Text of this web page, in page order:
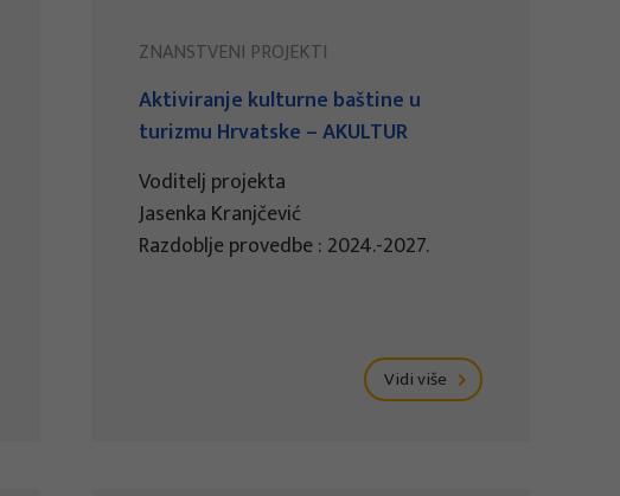
ZNANSTVENI PROJEKTI
Aktiviranje kulturne baštine u
turizmu Hrvatske – AKULTUR
Voditelj projekta
Jasenka Kranjčević
Razdoblje provedbe : 2024.-2027.
Vidi više